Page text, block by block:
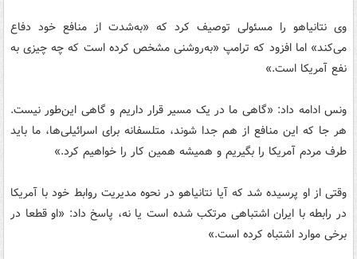
وی نتانیاهو را مسئولی توصیف کرد که «به‌شدت از منافع خود دفاع
می‌کند» اما افزود که ترامپ «به‌روشنی مشخص کرده است که چه چیزی به
نفع آمریکا است.»
ونس ادامه داد: «گاهی ما در یک مسیر قرار داریم و گاهی این‌طور نیست.
هر جا که این منافع از هم جدا شوند، متلسفانه برای اسرائیلی‌ها، ما باید
طرف مردم آمریکا را بگیریم و همیشه همین کار را خواهیم کرد.»
وقتی از او پرسیده شد که آیا نتانیاهو در نحوه مدیریت روابط خود با آمریکا
در رابطه با ایران اشتباهی مرتکب شده است یا نه، پاسخ داد: «او قطعا در
برخی موارد اشتباه کرده است.»